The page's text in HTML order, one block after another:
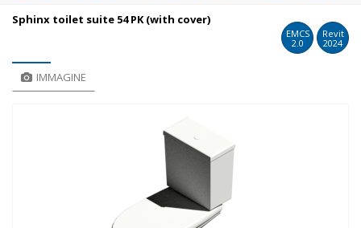
Sphinx toilet suite 54 PK (with cover)
EMCS
2.0
Revit
2024
IMMAGINE